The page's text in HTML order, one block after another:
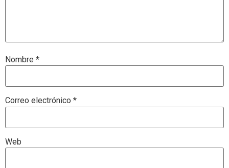
Nombre *
Correo electrónico *
Web